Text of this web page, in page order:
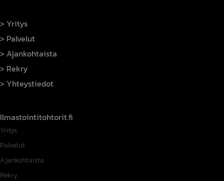
Yritys
Palvelut
Ajankohtaista
Rekry
Yhteystiedot
Ilmastointitohtorit.fi
Yritys
Palvelut
Ajankohtaista
Rekry